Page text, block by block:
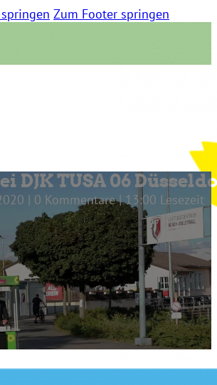
Zum Footer springen
DJK TUSA 06
| 0 Kommentare | 13:00 Lesezeit